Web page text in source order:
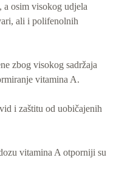
a osim visokog udjela
ali i polifenolnih
zbog visokog sadržaja
vitamina A.
i zaštitu od uobičajenih
vitamina A otporniji su